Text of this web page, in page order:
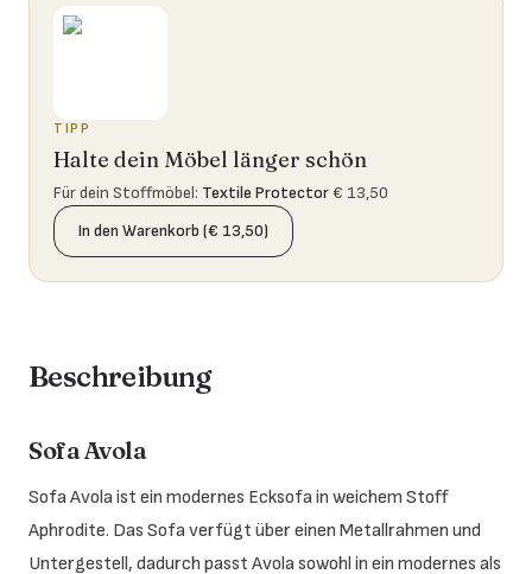
TIPP
Halte dein Möbel länger schön
Für dein Stoffmöbel: Textile Protector€ 13,50
In den Warenkorb (€ 13,50)
Beschreibung
Sofa Avola
Sofa Avola ist ein modernes Ecksofa in weichem Stoff
Aphrodite. Das Sofa verfügt über einen Metallrahmen und
Untergestell, dadurch passt Avola sowohl in ein modernes als